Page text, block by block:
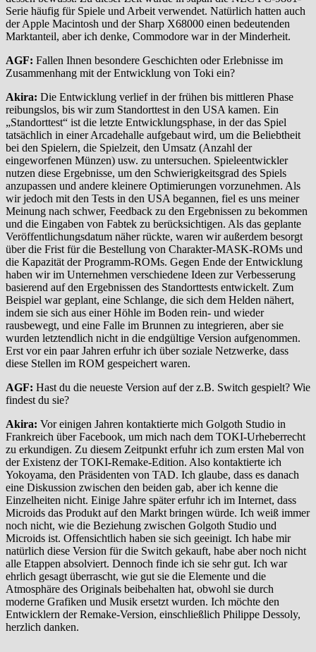
Serie häufig für Spiele und Arbeit verwendet. Natürlich hatten auch
der Apple Macintosh und der Sharp X68000 einen bedeutenden
Marktanteil, aber ich denke, Commodore war in der Minderheit.
AGF: Fallen Ihnen besondere Geschichten oder Erlebnisse im
Zusammenhang mit der Entwicklung von Toki ein?
Akira: Die Entwicklung verlief in der frühen bis mittleren Phase
reibungslos, bis wir zum Standorttest in den USA kamen. Ein
„Standorttest“ ist die letzte Entwicklungsphase, in der das Spiel
tatsächlich in einer Arcadehalle aufgebaut wird, um die Beliebtheit
bei den Spielern, die Spielzeit, den Umsatz (Anzahl der
eingeworfenen Münzen) usw. zu untersuchen. Spieleentwickler
nutzen diese Ergebnisse, um den Schwierigkeitsgrad des Spiels
anzupassen und andere kleinere Optimierungen vorzunehmen. Als
wir jedoch mit den Tests in den USA begannen, fiel es uns meiner
Meinung nach schwer, Feedback zu den Ergebnissen zu bekommen
und die Eingaben von Fabtek zu berücksichtigen. Als das geplante
Veröffentlichungsdatum näher rückte, waren wir außerdem besorgt
über die Frist für die Bestellung von Charakter-MASK-ROMs und
die Kapazität der Programm-ROMs. Gegen Ende der Entwicklung
haben wir im Unternehmen verschiedene Ideen zur Verbesserung
basierend auf den Ergebnissen des Standorttests entwickelt. Zum
Beispiel war geplant, eine Schlange, die sich dem Helden nähert,
indem sie sich aus einer Höhle im Boden rein- und wieder
rausbewegt, und eine Falle im Brunnen zu integrieren, aber sie
wurden letztendlich nicht in die endgültige Version aufgenommen.
Erst vor ein paar Jahren erfuhr ich über soziale Netzwerke, dass
diese Stellen im ROM gespeichert waren.
AGF: Hast du die neueste Version auf der z.B. Switch gespielt? Wie
findest du sie?
Akira: Vor einigen Jahren kontaktierte mich Golgoth Studio in
Frankreich über Facebook, um mich nach dem TOKI-Urheberrecht
zu erkundigen. Zu diesem Zeitpunkt erfuhr ich zum ersten Mal von
der Existenz der TOKI-Remake-Edition. Also kontaktierte ich
Yokoyama, den Präsidenten von TAD. Ich glaube, dass es danach
eine Diskussion zwischen den beiden gab, aber ich kenne die
Einzelheiten nicht. Einige Jahre später erfuhr ich im Internet, dass
Microids das Produkt auf den Markt bringen würde. Ich weiß immer
noch nicht, wie die Beziehung zwischen Golgoth Studio und
Microids ist. Offensichtlich haben sie sich geeinigt. Ich habe mir
natürlich diese Version für die Switch gekauft, habe aber noch nicht
alle Etappen absolviert. Dennoch finde ich sie sehr gut. Ich war
ehrlich gesagt überrascht, wie gut sie die Elemente und die
Atmosphäre des Originals beibehalten hat, obwohl sie durch
moderne Grafiken und Musik ersetzt wurden. Ich möchte den
Entwicklern der Remake-Version, einschließlich Philippe Dessoly,
herzlich danken.